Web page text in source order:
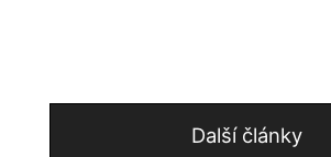
Další články